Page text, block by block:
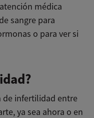
médica
sangre para
o para ver si
de infertilidad entre
ya sea ahora o en